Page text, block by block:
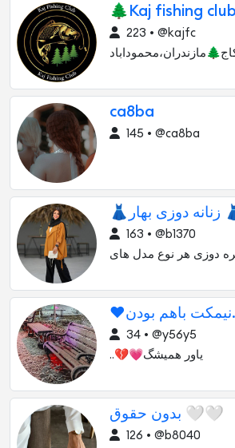
🌲Kaj fishing
223 • @kajfc
ca8ba
145 • @ca8ba
بهار 👗
163 • @b1370
دوزی هر نوع مدل های
34 • @y56y5
..💔💗یاور همیشگ
بدون حقوق 🤍🤍
126 • @b8040